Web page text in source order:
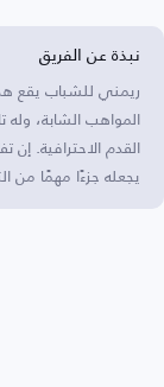
نبذة عن الفريق
ريمني للشباب يقع
المواهب الشابة، وله
القدم الاحترافية.
يجعله جزءًا مهمًا من